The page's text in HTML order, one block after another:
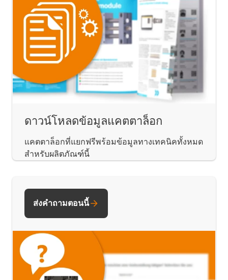
ดาวน์โหลดข้อมูลแคตตาล็อก
แคตตาล็อกที่แยกฟรีพร้อมข้อมูลทางเทคนิคทั้งหมด
สำหรับผลิตภัณฑ์นี้
ส่งคำถามตอนนี้